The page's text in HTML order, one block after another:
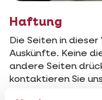
Haftung
Die Seiten in
Auskünfte. Keine
andere Seiten
kontaktieren Sie